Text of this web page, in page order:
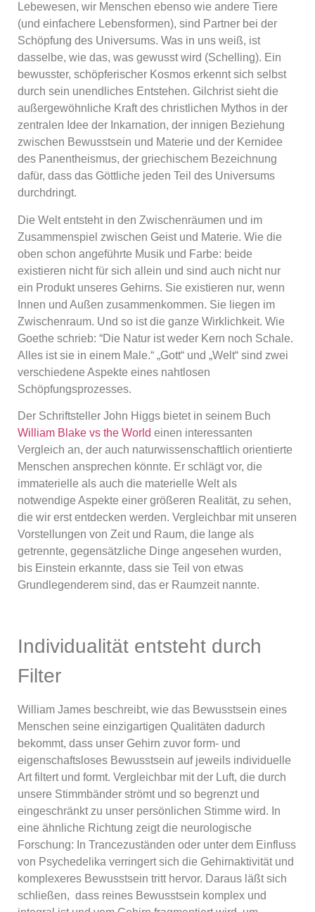
Lebewesen, wir Menschen ebenso wie andere Tiere
(und einfachere Lebensformen), sind Partner bei der
Schöpfung des Universums. Was in uns weiß, ist
dasselbe, wie das, was gewusst wird (Schelling). Ein
bewusster, schöpferischer Kosmos erkennt sich selbst
durch sein unendliches Entstehen. Gilchrist sieht die
außergewöhnliche Kraft des christlichen Mythos in der
zentralen Idee der Inkarnation, der innigen Beziehung
zwischen Bewusstsein und Materie und der Kernidee
des Panentheismus, der griechischem Bezeichnung
dafür, dass das Göttliche jeden Teil des Universums
durchdringt.
Die Welt entsteht in den Zwischenräumen und im
Zusammenspiel zwischen Geist und Materie. Wie die
oben schon angeführte Musik und Farbe: beide
existieren nicht für sich allein und sind auch nicht nur
ein Produkt unseres Gehirns. Sie existieren nur, wenn
Innen und Außen zusammenkommen. Sie liegen im
Zwischenraum. Und so ist die ganze Wirklichkeit. Wie
Goethe schrieb: “Die Natur ist weder Kern noch Schale.
Alles ist sie in einem Male.“ „Gott“ und „Welt“ sind zwei
verschiedene Aspekte eines nahtlosen
Schöpfungsprozesses.
Der Schriftsteller John Higgs bietet in seinem Buch
William Blake vs the World einen interessanten
Vergleich an, der auch naturwissenschaftlich orientierte
Menschen ansprechen könnte. Er schlägt vor, die
immaterielle als auch die materielle Welt als
notwendige Aspekte einer größeren Realität, zu sehen,
die wir erst entdecken werden. Vergleichbar mit unseren
Vorstellungen von Zeit und Raum, die lange als
getrennte, gegensätzliche Dinge angesehen wurden,
bis Einstein erkannte, dass sie Teil von etwas
Grundlegenderem sind, das er Raumzeit nannte.
Individualität entsteht durch
Filter
William James beschreibt, wie das Bewusstsein eines
Menschen seine einzigartigen Qualitäten dadurch
bekommt, dass unser Gehirn zuvor form- und
eigenschaftsloses Bewusstsein auf jeweils individuelle
Art filtert und formt. Vergleichbar mit der Luft, die durch
unsere Stimmbänder strömt und so begrenzt und
eingeschränkt zu unser persönlichen Stimme wird. In
eine ähnliche Richtung zeigt die neurologische
Forschung: In Trancezuständen oder unter dem Einfluss
von Psychedelika verringert sich die Gehirnaktivität und
komplexeres Bewusstsein tritt hervor. Daraus läßt sich
schließen, dass reines Bewusstsein komplex und